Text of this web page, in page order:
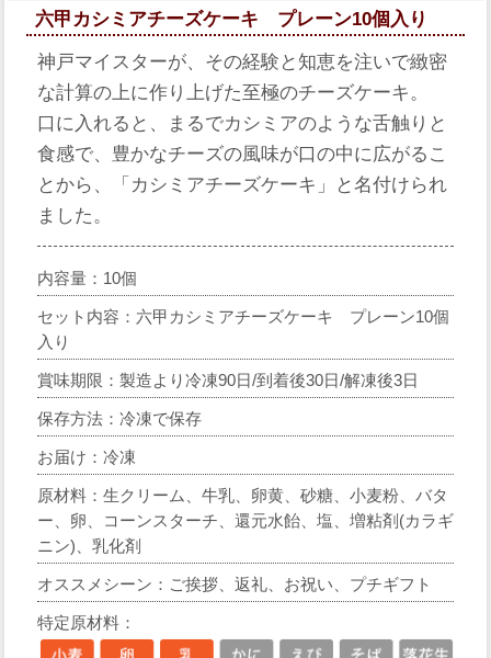
六甲カシミアチーズケーキ プレーン10個入り
神戸マイスターが、その経験と知恵を注いで緻密
な計算の上に作り上げた至極のチーズケーキ。
口に入れると、まるでカシミアのような舌触りと
食感で、豊かなチーズの風味が口の中に広がるこ
とから、「カシミアチーズケーキ」と名付けられ
ました。
内容量：10個
セット内容：六甲カシミアチーズケーキ プレーン10個
入り
賞味期限：製造より冷凍90日/到着後30日/解凍後3日
保存方法：冷凍で保存
お届け：冷凍
原材料：生クリーム、牛乳、卵黄、砂糖、小麦粉、バタ
ー、卵、コーンスターチ、還元水飴、塩、増粘剤(カラギ
ニン)、乳化剤
オススメシーン：ご挨拶、返礼、お祝い、プチギフト
特定原材料：